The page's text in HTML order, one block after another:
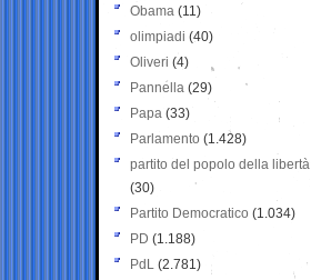
Obama (11)
olimpiadi (40)
Oliveri (4)
Pannella (29)
Papa (33)
Parlamento (1.428)
partito del popolo della libertà
(30)
Partito Democratico (1.034)
PD (1.188)
PdL (2.781)